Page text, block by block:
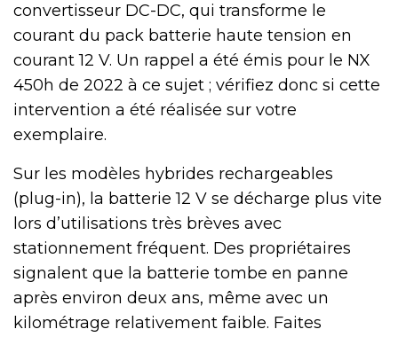
convertisseur DC-DC, qui transforme le
courant du pack batterie haute tension en
courant 12 V. Un rappel a été émis pour le NX
450h de 2022 à ce sujet ; vérifiez donc si cette
intervention a été réalisée sur votre
exemplaire.
Sur les modèles hybrides rechargeables
(plug-in), la batterie 12 V se décharge plus vite
lors d’utilisations très brèves avec
stationnement fréquent. Des propriétaires
signalent que la batterie tombe en panne
après environ deux ans, même avec un
kilométrage relativement faible. Faites